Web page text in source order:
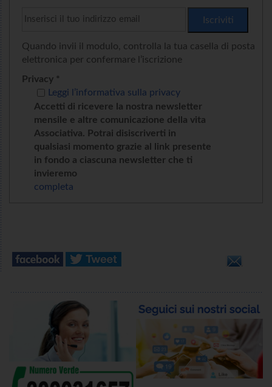
Quando invii il modulo, controlla la tua casella di posta
elettronica per confermare l’iscrizione
Privacy *
Accetti di ricevere la nostra newsletter
mensile e altre comunicazione della vita
Associativa. Potrai disiscriverti in
qualsiasi momento grazie al link presente
in fondo a ciascuna newsletter che ti
invieremo
Leggi l’informativa sulla privacy
completa